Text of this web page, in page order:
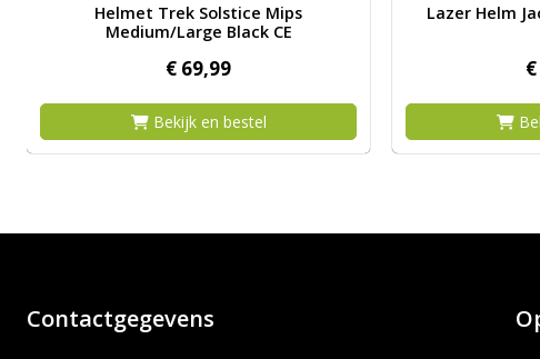
Helmet Trek Solstice Mips
Medium/Large Black CE
€ 69,99
Bekijk en bestel
Lazer Helm
€
Contactgegevens